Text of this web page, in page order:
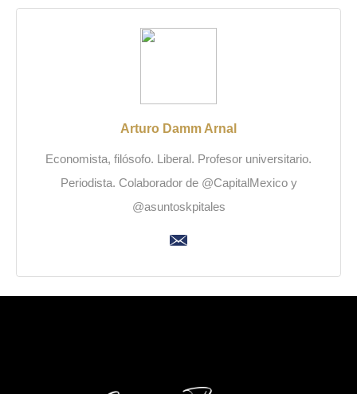
Arturo Damm Arnal
Economista, filósofo. Liberal. Profesor universitario.
Periodista. Colaborador de @CapitalMexico y
@asuntoskpitales